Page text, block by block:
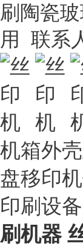
刷陶瓷
用 联系
机箱外
盘移印
印刷设备
刷机器